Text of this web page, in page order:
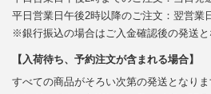
平日営業日午後2時以降のご注文：翌営業
※銀行振込の場合はご入金確認後の発送と
【入荷待ち、予約注文が含まれる場合】
すべての商品がそろい次第の発送となりま